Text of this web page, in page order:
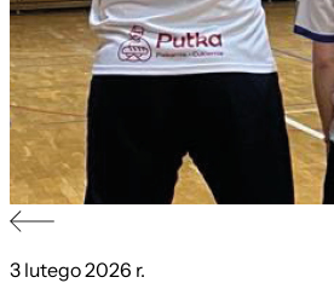
3 lutego 2026 r.